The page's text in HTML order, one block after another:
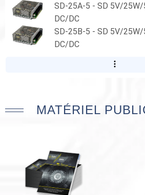
SD-25A-5 - SD 5V/
DC/DC
SD-25B-5 - SD 5V/
DC/DC
MATÉRIEL